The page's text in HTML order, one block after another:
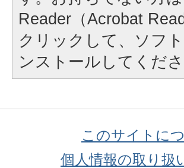
Reader（Acrobat
クリックして、ソフ
ンストールしてくださ
このサイトに
個人情報の取り扱